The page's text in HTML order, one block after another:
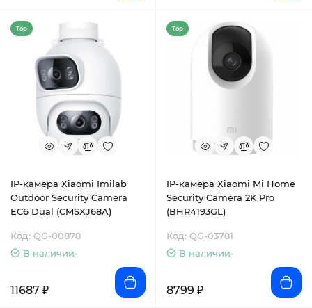
Top
IP-камера Xiaomi Imilab
Outdoor Security Camera
EC6 Dual (CMSXJ68A)
Код: QG-00878
В наличии-
11687 ₽
Top
IP-камера Xiaomi Mi Home
Security Camera 2K Pro
(BHR4193GL)
Код: QG-03781
В наличии-
8799 ₽